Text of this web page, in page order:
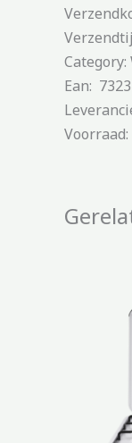
Ean:
Voorraad: